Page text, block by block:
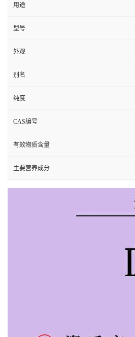
用途
型号
外观
别名
纯度
CAS编号
有效物质含量
主要营养成分